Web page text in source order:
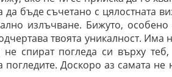
да бъде съчетано с цялостната
излъчване. Бижуто,
твоята уникалност. Има
спират погледа си върху
погледите. Доскоро аз самата